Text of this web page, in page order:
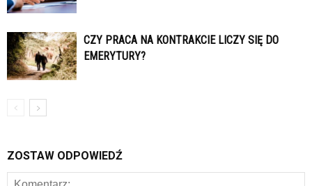
CZY PRACA NA KONTRAKCIE LICZY SIĘ DO
EMERYTURY?
ZOSTAW ODPOWIEDŹ